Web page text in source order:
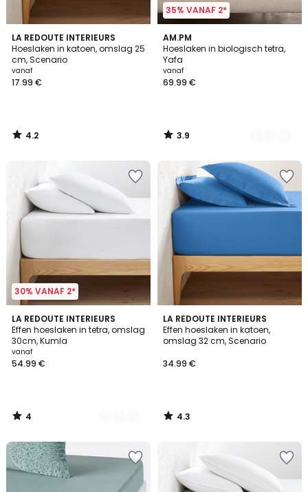
LA REDOUTE INTERIEURS
Hoeslaken in katoen, omslag 25
cm, Scenario
vanaf
17.99 €
4.2
/ 5
4.2
/
35% VANAF 2*
AM.PM
Hoeslaken in biologisch tetra,
Yafa
vanaf
69.99 €
3.9
/ 5
20
Kleuren
3.9
/
30% VANAF 2*
LA REDOUTE INTERIEURS
Effen hoeslaken in tetra, omslag
30cm, Kumla
vanaf
54.99 €
4
/
5
17
Kleuren
4
/
LA REDOUTE INTERIEURS
Effen hoeslaken in katoen,
omslag 32 cm, Scenario
34.99 €
4.3
/ 5
4.3
/